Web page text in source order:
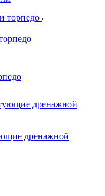
торпедо
дренажной
дренажной